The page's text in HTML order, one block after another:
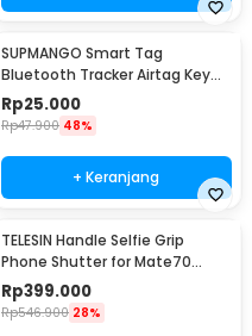
SUPMANGO Smart Tag
Bluetooth Tracker Airtag Key
Finder Shutter Two Way - Y02
Rp25.000
Rp47.900 48%
+ Keranjang
TELESIN Handle Selfie Grip
Phone Shutter for Mate70
Pro/Pro+ - P5-MCS-06-THW
Rp399.000
Rp546.900 28%